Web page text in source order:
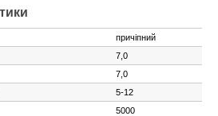
причіпний
7,0
7,0
5-12
5000